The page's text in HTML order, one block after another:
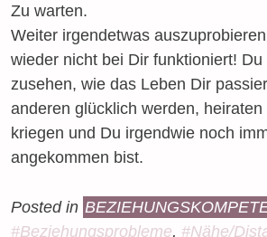
Zu warten.
Weiter irgendetwas
wieder nicht bei Dir funktioniert!
zusehen, wie das Leben Dir
anderen glücklich werden,
kriegen und Du irgendwie noch
angekommen bist.
Posted in
#Beziehungsprobleme, #Nähe/